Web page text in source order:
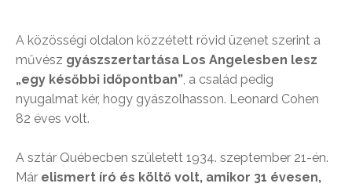
A közösségi oldalon közzétett rövid üzenet szerint a
művész gyászszertartása Los Angelesben lesz
„egy későbbi időpontban”, a család pedig
nyugalmat kér, hogy gyászolhasson. Leonard Cohen
82 éves volt.
A sztár Québecben született 1934. szeptember 21-én.
Már elismert író és költő volt, amikor 31 évesen,